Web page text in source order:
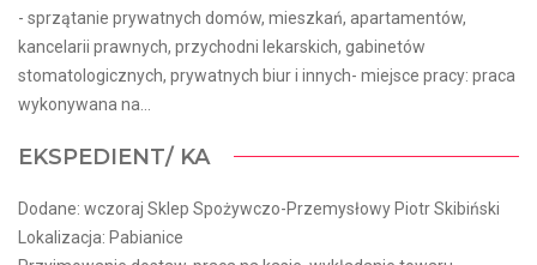
- sprzątanie prywatnych domów, mieszkań, apartamentów,
kancelarii prawnych, przychodni lekarskich, gabinetów
stomatologicznych, prywatnych biur i innych- miejsce pracy: praca
wykonywana na...
EKSPEDIENT/ KA
Dodane: wczoraj Sklep Spożywczo-Przemysłowy Piotr Skibiński
Lokalizacja: Pabianice